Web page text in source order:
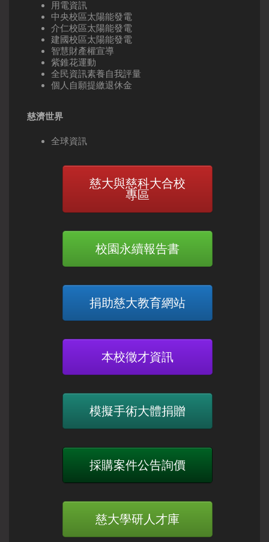
用電資訊
中央校區太陽能發電
介仁校區太陽能發電
建國校區太陽能發電
智慧財產權宣導
紫錐花運動
全民資訊素養自我評量
個人自願提繳退休金
慈濟世界
全球資訊
慈大與慈科大合校
專區
校園永續報告書
捐助慈大教育網站
本校徵才資訊
模擬手術大體捐贈
採購案件公告詢價
慈大學研人才庫